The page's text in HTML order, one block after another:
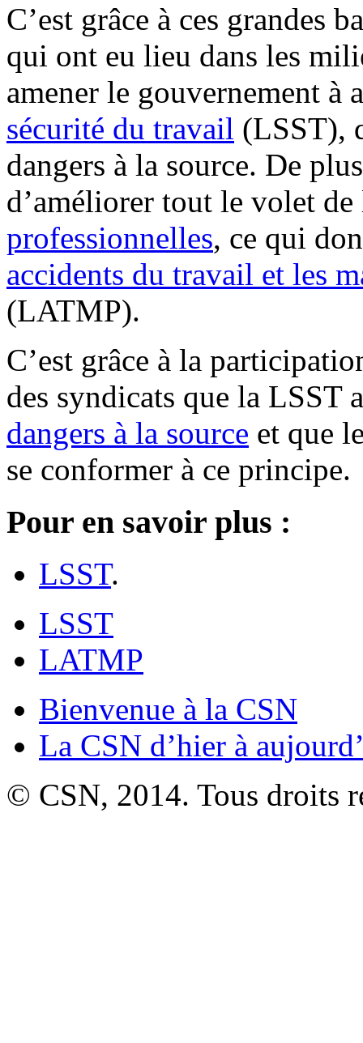
C’est grâce à ces grandes
qui ont eu lieu dans les
amener le gouvernement à
sécurité du travail (LSST),
dangers à la source. De
d’améliorer tout le volet
professionnelles, ce qui
accidents du travail et les
(LATMP).
C’est grâce à la
des syndicats que la LSST
dangers à la source et que
se conformer à ce principe.
Pour en savoir plus :
LSST.
LSST
LATMP
Bienvenue à la CSN
La CSN d’hier à
© CSN, 2014. Tous droits